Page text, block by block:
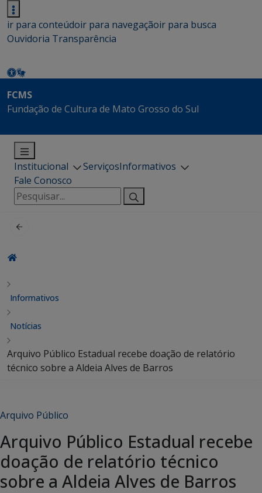
ir para conteúdoir para navegaçãoir para busca
Ouvidoria Transparência
FCMS
Fundação de Cultura de Mato Grosso do Sul
Institucional ServiçosInformativos
Fale Conosco
Pesquisar
por:
Informativos
Notícias
Arquivo Público Estadual recebe doação de relatório
técnico sobre a Aldeia Alves de Barros
Arquivo Público
Arquivo Público Estadual recebe
doação de relatório técnico
sobre a Aldeia Alves de Barros